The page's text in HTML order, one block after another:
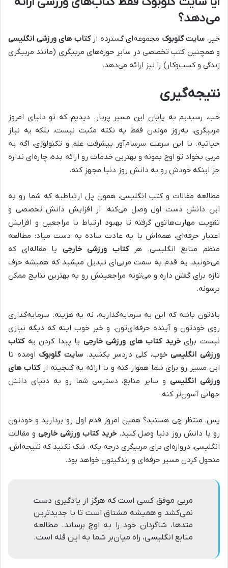
می‌دهد؟
خیر، سایت گلوبوک مجموعه‌ای گسترده ازکتاب های ورزشی انگلیسی
و همچنین کتب تخصصی در سایر حوزه‌های مربیگری (مانند مربیگری
زندگی و کسب‌وکار) را نیز ارائه می‌دهد.
نتیجه‌گیری
خب، رسیدیم به پایان این مسیر پربار. دیدیم که تو دنیای امروز
مربیگری، به‌روز موندن فقط یه نکته مثبت نیست، بلکه یه نیاز
حیاتیه. با این سرعت سرسام‌آور پیشرفت علم و تکنولوژی، اگه یه
مربی بخواد تو اوج بمونه و بهترین خدمات رو ارائه بده، چاره‌ای نداره
جز اینکه خودش رو به دانش روز دنیا مجهز کنه.
مطالعه مقالات و کتب انگلیسی، همون پل ارتباطیه که شما رو به
این دانش دست اول وصل می‌کنه. از افزایش دانش تخصصی و
تقویت مهارت‌هاتون گرفته تا بهبود ارتباط با مراجعین و افزایش
اعتبار حرفه‌ای، همه‌اش با یه عادت ساده به دست میاد: مطالعه
منظم منابع انگلیسی. هرکتاب ورزشی خارجی یا مقاله‌ای که
می‌خونید، یه قدم به سمت مربی‌ای تبدیل میشید که همیشه حرف
تازه برای گفتن داره و می‌تونه مراجعینش رو به بهترین نتایج ممکن
برسونه.
یادتون باشه که این یه سرمایه‌گذاریه، نه یه هزینه. سرمایه‌گذاری
روی خودتون و آینده حرفه‌ای‌تون. و خبر خوب اینه که دیگه نیازی
نیست برایخرید کتاب های ورزشی خارجی یا پیدا کردن یهکتاب
ورزشی انگلیسیخوب، کلی دردسر بکشید. سایت گلوبوک اومده تا
این مسیر رو برای شما هموار کنه و با ارائه یه گنجینه ازکتاب های
ورزشی انگلیسیو سایر منابع، دسترسی شما رو به دنیای دانش
جهانی آسون‌تر کنه.
پس، منتظر چی هستید؟ همین امروز قدم اول رو بردارید و خودتون
رو با دانش روز دنیا وصل کنید.خرید کتاب ورزشی خارجی و مقالات
انگلیسی، دروازه‌ای برای مربیگری درجه یکه. شک نکنید که نتیجه‌اش،
متحول کردن مسیر حرفه‌ای و زندگیتون خواهد بود.
مربی موفق کسی است که هرگز از یادگیری دست
نمی‌کشد و همیشه مشتاق است تا با جدیدترین
متدها، شاگردان خود را به اوج برساند. مطالعه
منابع انگلیسی، راه میان‌بر شما به این قله است.